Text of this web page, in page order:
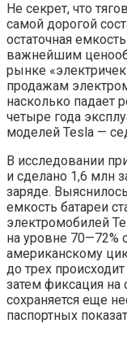
Не секрет, что
самой дорогой
остаточная
важнейшим
рынке
продажам
насколько падает
четыре года
моделей Tesla —
В исследовании
и сделано 1,6 млн
заряде.
емкость батареи
электромобилей
на уровне 70—72%
американскому
до трех
затем фиксация
сохраняется еще
паспортных